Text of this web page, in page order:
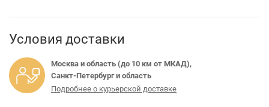
Условия доставки
Москва и область (до 10 км от МКАД),
Санкт-Петербург и область
Подробнее о курьерской доставке